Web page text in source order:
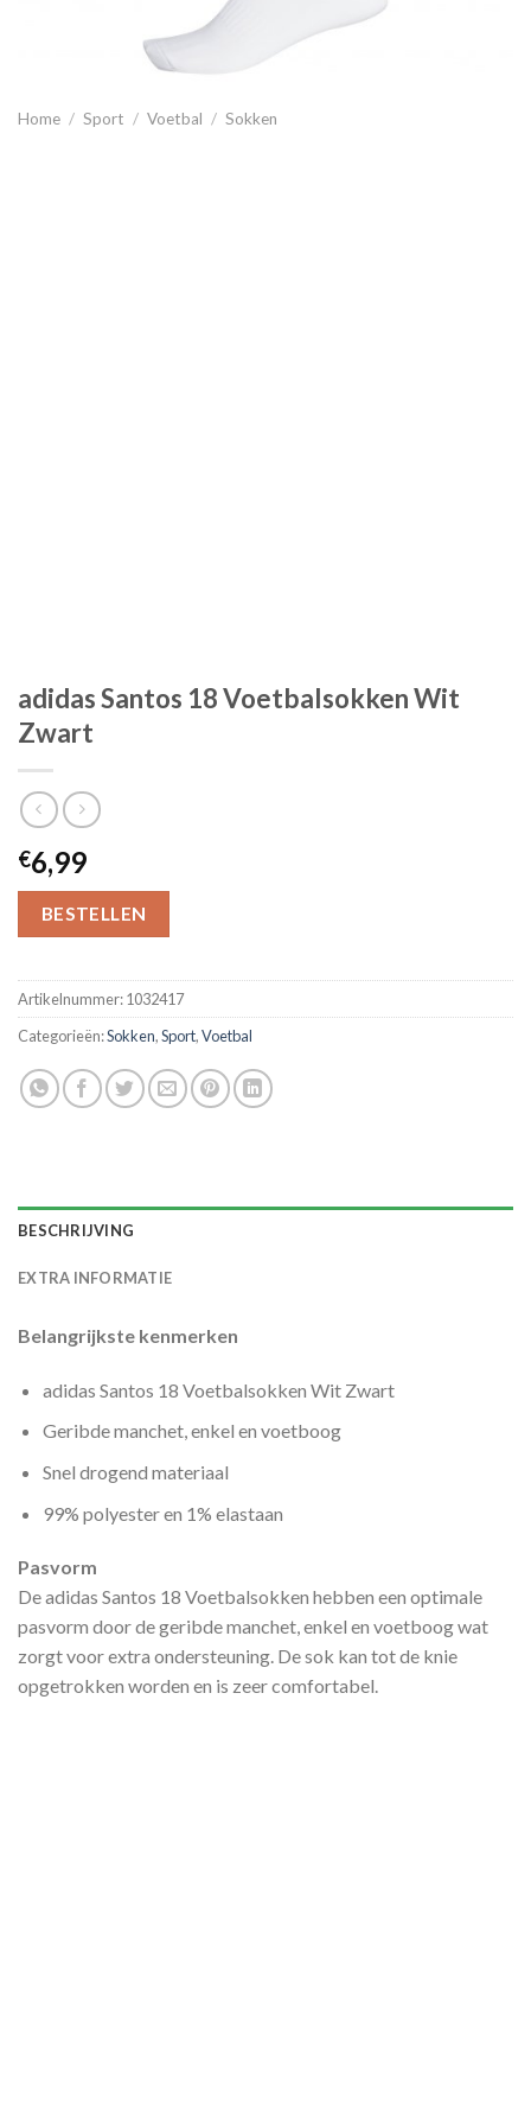
Home / Sport / Voetbal / Sokken
adidas Santos 18 Voetbalsokken Wit
Zwart
€6,99
BESTELLEN
Artikelnummer:1032417
Categorieën:Sokken,Sport,Voetbal
BESCHRIJVING
EXTRA INFORMATIE
Belangrijkste kenmerken
adidas Santos 18 Voetbalsokken Wit Zwart
Geribde manchet, enkel en voetboog
Snel drogend materiaal
99% polyester en 1% elastaan
Pasvorm
De adidas Santos 18 Voetbalsokken hebben een optimale
pasvorm door de geribde manchet, enkel en voetboog wat
zorgt voor extra ondersteuning. De sok kan tot de knie
opgetrokken worden en is zeer comfortabel.